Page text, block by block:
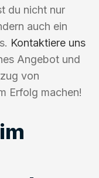
du nicht nur
auch ein
Kontaktiere uns
Angebot und
von
Erfolg machen!